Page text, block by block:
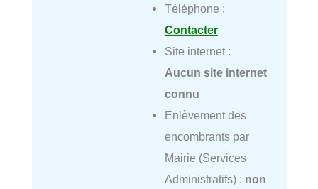
Téléphone :
Contacter
Site internet :
Aucun site internet
connu
Enlèvement des
encombrants par
Mairie (Services
Administratifs) : non